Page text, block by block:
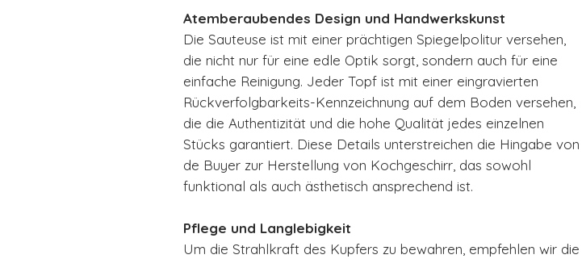
Atemberaubendes Design und Handwerkskunst
Die Sauteuse ist mit einer prächtigen Spiegelpolitur versehen,
die nicht nur für eine edle Optik sorgt, sondern auch für eine
einfache Reinigung. Jeder Topf ist mit einer eingravierten
Rückverfolgbarkeits-Kennzeichnung auf dem Boden versehen,
die die Authentizität und die hohe Qualität jedes einzelnen
Stücks garantiert. Diese Details unterstreichen die Hingabe von
de Buyer zur Herstellung von Kochgeschirr, das sowohl
funktional als auch ästhetisch ansprechend ist.
Pflege und Langlebigkeit
Um die Strahlkraft des Kupfers zu bewahren, empfehlen wir die